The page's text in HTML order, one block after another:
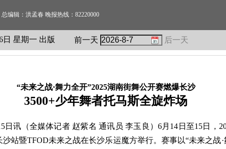
编辑：洪孟春 晚报热线：82220000
日 星期一 出版 前一天 后一天
“未来之战·舞力全开”2025湖南街舞公开赛燃爆长沙
3500+少年舞者托马斯全旋炸场
讯（全媒体记者 赵紫名 通讯员 李玉良）6月14日至15日，
沙站暨TFOD未来之战在长沙乐运魔方举行。赛事以“未来之战·